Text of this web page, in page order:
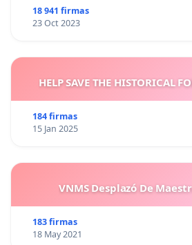
18 941 firmas
23 Oct 2023
HELP SAVE THE HISTORICAL
184 firmas
15 Jan 2025
VNMS Desplazó De
183 firmas
18 May 2021